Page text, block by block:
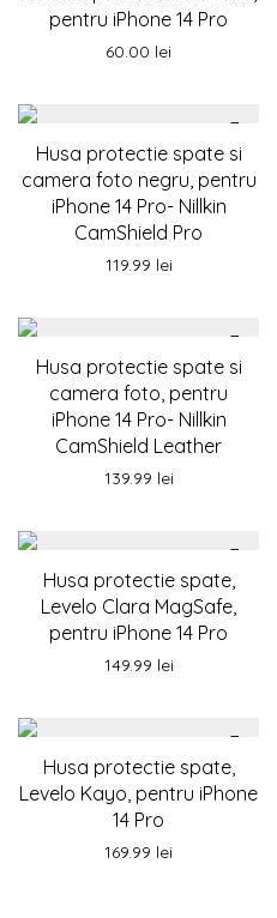
pentru iPhone 14 Pro
60.00 lei
Husa protectie spate si
camera foto negru, pentru
iPhone 14 Pro- Nillkin
CamShield Pro
119.99 lei
Husa protectie spate si
camera foto, pentru
iPhone 14 Pro- Nillkin
CamShield Leather
139.99 lei
Husa protectie spate,
Levelo Clara MagSafe,
pentru iPhone 14 Pro
149.99 lei
Husa protectie spate,
Levelo Kayo, pentru iPhone
14 Pro
169.99 lei